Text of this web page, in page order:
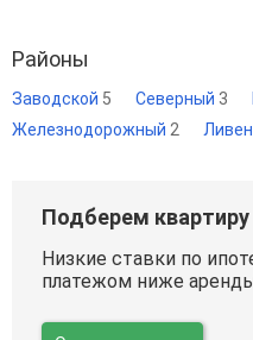
Районы
Заводской 5 Северный 3
Железнодорожный 2
Подберем
Низкие ставки по
платежом ниже